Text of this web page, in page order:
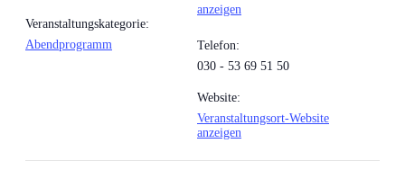
Veranstaltungskategorie:
Abendprogramm
anzeigen
Telefon:
030 - 53 69 51 50
Website:
Veranstaltungsort-Website
anzeigen